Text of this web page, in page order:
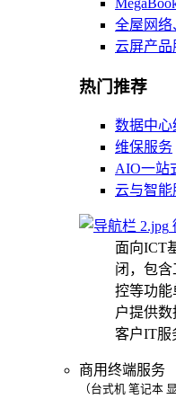
全屋网络
云屏产品
热门推荐
数据中心
维保服务
AIO一站
云与智能
面向ICT
闭，包
控等功能
户提供
客户IT服
商用终端服务
（台式机 笔记本